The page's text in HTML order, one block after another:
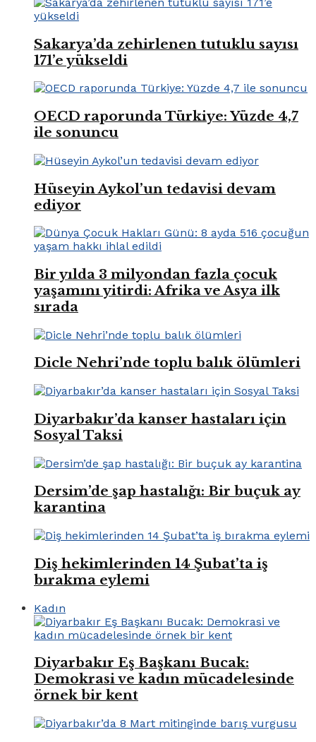
Sakarya’da zehirlenen tutuklu sayısı
171’e yükseldi
OECD raporunda Türkiye: Yüzde 4,7
ile sonuncu
Hüseyin Aykol’un tedavisi devam
ediyor
Bir yılda 3 milyondan fazla çocuk
yaşamını yitirdi: Afrika ve Asya ilk
sırada
Dicle Nehri’nde toplu balık ölümleri
Diyarbakır’da kanser hastaları için
Sosyal Taksi
Dersim’de şap hastalığı: Bir buçuk ay
karantina
Diş hekimlerinden 14 Şubat’ta iş
bırakma eylemi
Kadın
Diyarbakır Eş Başkanı Bucak:
Demokrasi ve kadın mücadelesinde
örnek bir kent